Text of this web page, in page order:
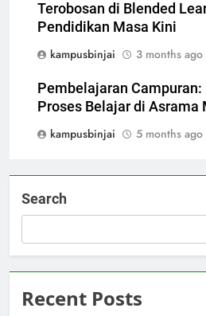
Terobosan di Blended
Pendidikan Masa Kini
kampusbinjai
3 months ago
Pembelajaran
Proses Belajar di Asrama
kampusbinjai
5 months ago
Search
Recent Posts